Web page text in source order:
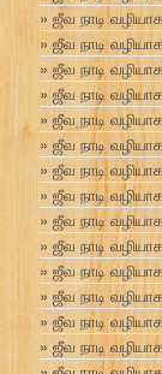
ஜீவ நாடி
ஜீவ நாடி
ஜீவ நாடி
ஜீவ நாடி
ஜீவ நாடி
ஜீவ நாடி
ஜீவ நாடி
ஜீவ நாடி
ஜீவ நாடி
ஜீவ நாடி
ஜீவ நாடி
ஜீவ நாடி
ஜீவ நாடி
ஜீவ நாடி